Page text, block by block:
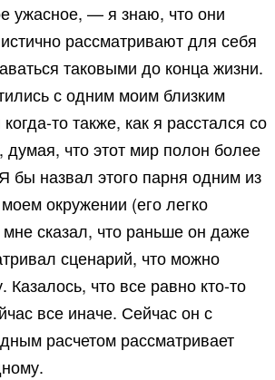
ужасное, — я знаю, что они
рассматривают для себя
таковыми до конца жизни.
с одним моим близким
то также, как я расстался со
что этот мир полон более
бы назвал этого парня одним из
окружении (его легко
сказал, что раньше он даже
сценарий, что можно
Казалось, что все равно кто-то
все иначе. Сейчас он с
расчетом рассматривает